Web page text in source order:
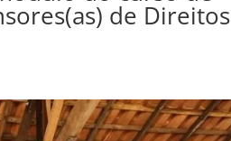
de Direitos